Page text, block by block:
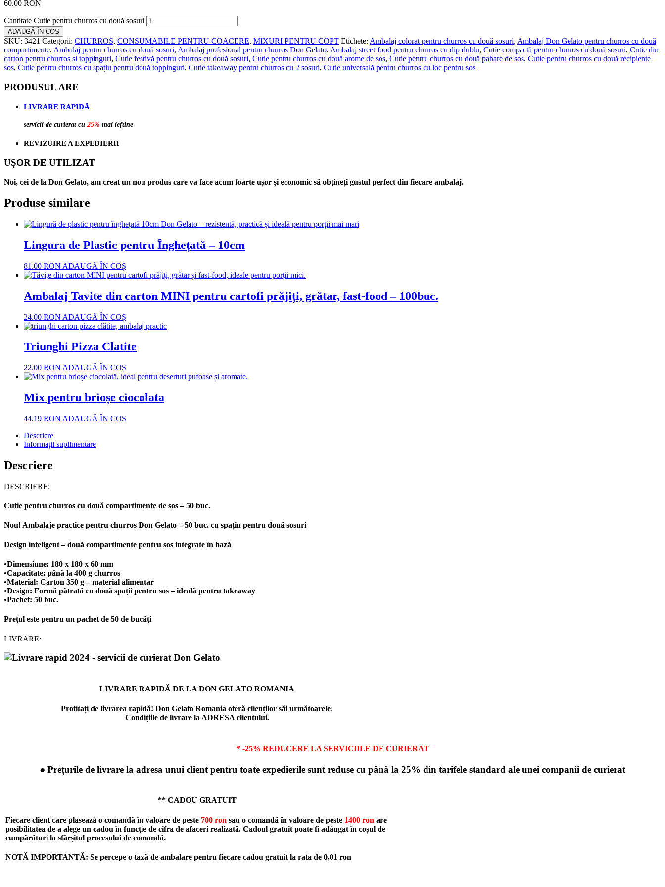
60.00 RON
Cantitate Cutie pentru churros cu două sosuri
ADAUGĂ ÎN COȘ
SKU: 3421 Categorii: CHURROS, CONSUMABILE PENTRU COACERE, MIXURI PENTRU COPT Etichete: Ambalaj colorat pentru churros cu două sosuri, Ambalaj Don Gelato pentru churros cu două
compartimente, Ambalaj pentru churros cu două sosuri, Ambalaj profesional pentru churros Don Gelato, Ambalaj street food pentru churros cu dip dublu, Cutie compactă pentru churros cu două sosuri, Cutie din
carton pentru churros și toppinguri, Cutie festivă pentru churros cu două sosuri, Cutie pentru churros cu două arome de sos, Cutie pentru churros cu două pahare de sos, Cutie pentru churros cu două recipiente
sos, Cutie pentru churros cu spațiu pentru două toppinguri, Cutie takeaway pentru churros cu 2 sosuri, Cutie universală pentru churros cu loc pentru sos
PRODUSUL ARE
LIVRARE RAPIDĂ
servicii de curierat cu 25% mai ieftine
REVIZUIRE A EXPEDIERII
UȘOR DE UTILIZAT
Noi, cei de la Don Gelato, am creat un nou produs care va face acum foarte ușor și economic să obțineți gustul perfect din fiecare ambalaj.
Produse similare
Lingura de Plastic pentru Înghețată – 10cm
81.00 RON ADAUGĂ ÎN COȘ
Ambalaj Tavite din carton MINI pentru cartofi prăjiți, grătar, fast-food – 100buc.
24.00 RON ADAUGĂ ÎN COȘ
Triunghi Pizza Clatite
22.00 RON ADAUGĂ ÎN COȘ
Mix pentru brioșe ciocolata
44.19 RON ADAUGĂ ÎN COȘ
Descriere
Informații suplimentare
Descriere
DESCRIERE:
Cutie pentru churros cu două compartimente de sos – 50 buc.
Nou! Ambalaje practice pentru churros Don Gelato – 50 buc. cu spațiu pentru două sosuri
Design inteligent – două compartimente pentru sos integrate în bază
•Dimensiune: 180 x 180 x 60 mm
•Capacitate: până la 400 g churros
•Material: Carton 350 g – material alimentar
•Design: Formă pătrată cu două spații pentru sos – ideală pentru takeaway
•Pachet: 50 buc.
Prețul este pentru un pachet de 50 de bucăți
LIVRARE:
LIVRARE RAPIDĂ DE LA DON GELATO ROMANIA
Profitați de livrarea rapidă! Don Gelato Romania oferă clienților săi următoarele:
Condițiile de livrare la ADRESA clientului.
* -25% REDUCERE LA SERVICIILE DE CURIERAT
● Prețurile de livrare la adresa unui client pentru toate expedierile sunt reduse cu până la 25% din tarifele standard ale unei companii de curierat
** CADOU GRATUIT
Fiecare client care plasează o comandă în valoare de peste 700 ron sau o comandă în valoare de peste 1400 ron are
posibilitatea de a alege un cadou în funcție de cifra de afaceri realizată. Cadoul gratuit poate fi adăugat în coșul de
cumpărături la sfârșitul procesului de comandă.
NOTĂ IMPORTANTĂ: Se percepe o taxă de ambalare pentru fiecare cadou gratuit la rata de 0,01 ron